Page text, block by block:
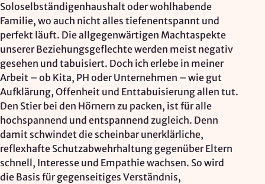
Soloselbständigenhaushalt oder wohlhabende
Familie, wo auch nicht alles tiefenentspannt und
perfekt läuft. Die allgegenwärtigen Machtaspekte
unserer Beziehungsgeflechte werden meist negativ
gesehen und tabuisiert. Doch ich erlebe in meiner
Arbeit – ob Kita, PH oder Unternehmen – wie gut
Aufklärung, Offenheit und Enttabuisierung allen tut.
Den Stier bei den Hörnern zu packen, ist für alle
hochspannend und entspannend zugleich. Denn
damit schwindet die scheinbar unerklärliche,
reflexhafte Schutzabwehrhaltung gegenüber Eltern
schnell, Interesse und Empathie wachsen. So wird
die Basis für gegenseitiges Verständnis,